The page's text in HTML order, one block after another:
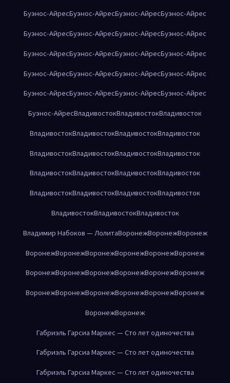
Буэнос-АйресБуэнос-АйресБуэнос-АйресБуэнос-Айрес
Буэнос-АйресБуэнос-АйресБуэнос-АйресБуэнос-Айрес
Буэнос-АйресБуэнос-АйресБуэнос-АйресБуэнос-Айрес
Буэнос-АйресБуэнос-АйресБуэнос-АйресБуэнос-Айрес
Буэнос-АйресБуэнос-АйресБуэнос-АйресБуэнос-Айрес
Буэнос-АйресВладивостокВладивостокВладивосток
ВладивостокВладивостокВладивостокВладивосток
ВладивостокВладивостокВладивостокВладивосток
ВладивостокВладивостокВладивостокВладивосток
ВладивостокВладивостокВладивостокВладивосток
ВладивостокВладивостокВладивосток
Владимир Набоков — ЛолитаВоронежВоронежВоронеж
ВоронежВоронежВоронежВоронежВоронежВоронеж
ВоронежВоронежВоронежВоронежВоронежВоронеж
ВоронежВоронежВоронежВоронежВоронежВоронеж
ВоронежВоронеж
Габриэль Гарсиа Маркес — Сто лет одиночества
Габриэль Гарсиа Маркес — Сто лет одиночества
Габриэль Гарсиа Маркес — Сто лет одиночества